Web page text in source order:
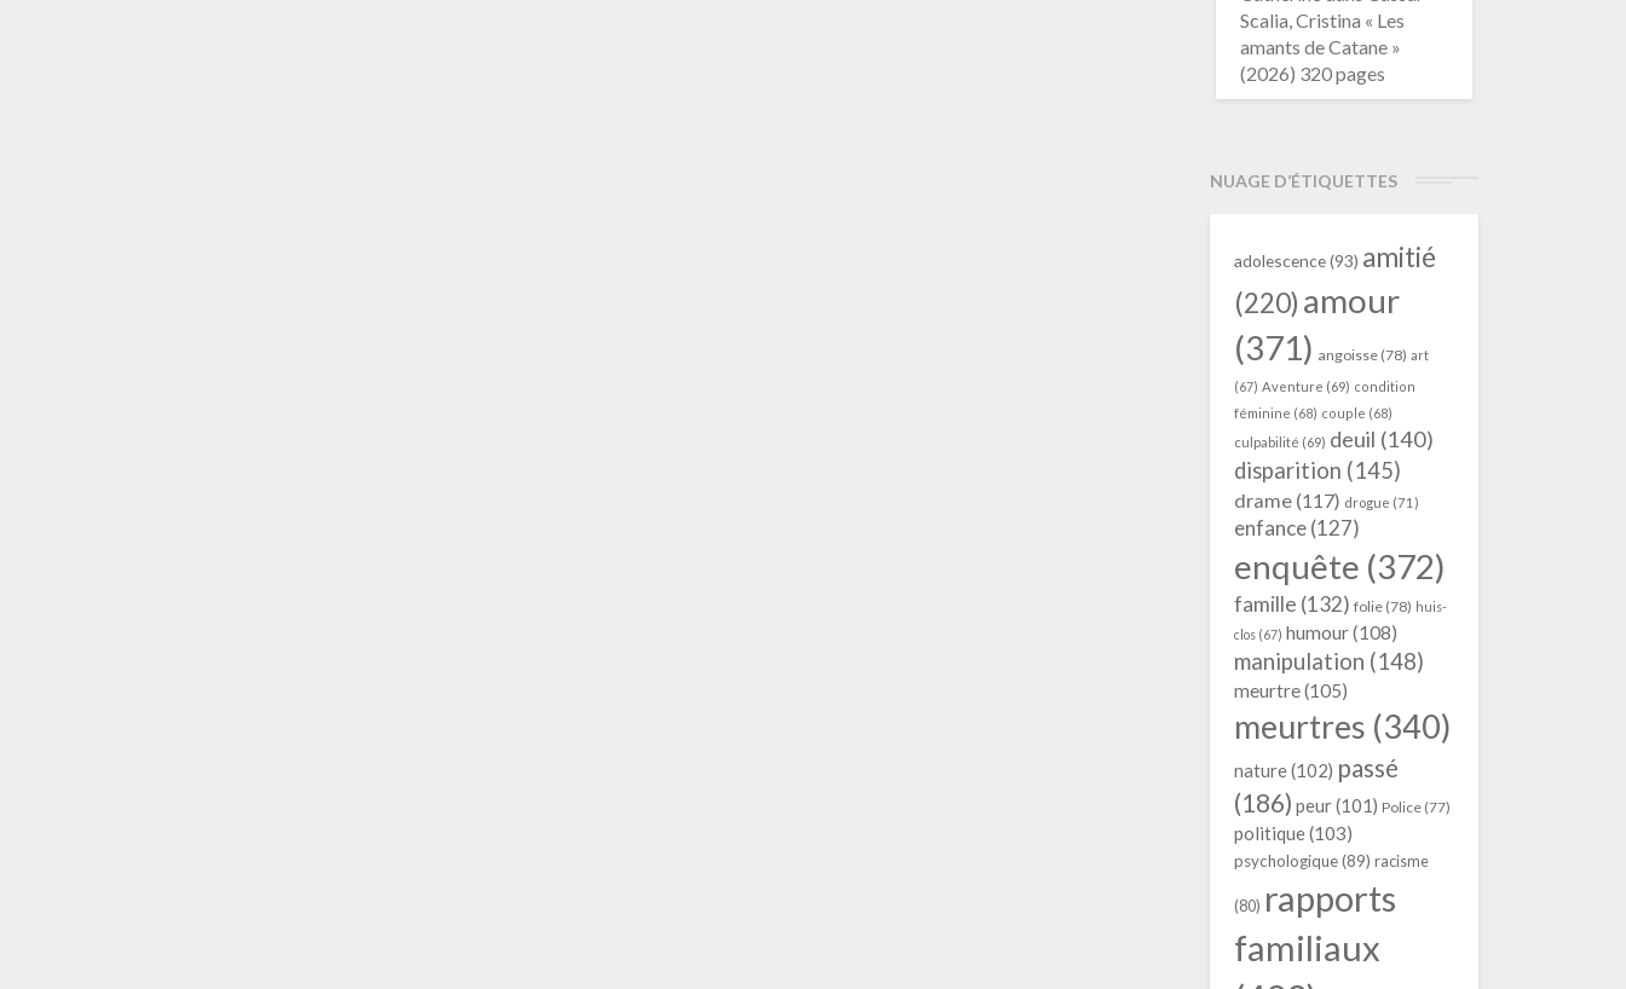
Scalia, Cristina « Les
amants de Catane »
(2026) 320 pages
NUAGE D’ÉTIQUETTES
adolescence(93) amitié
(220) amour
(371) angoisse(78) art
(67) Aventure (69) condition
féminine (68) couple (68)
culpabilité (69) deuil (140)
disparition (145)
drame(117) drogue (71)
enfance(127)
enquête (372)
famille (132) folie(78) huis-
clos(67) humour(108)
manipulation (148)
meurtre(105)
meurtres (340)
nature(102) passé
(186) peur(101) Police(77)
politique(103)
psychologique(89) racisme
(80) rapports
familiaux